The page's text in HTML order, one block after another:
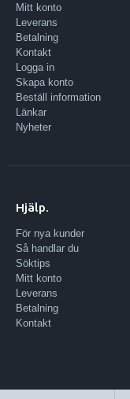
Mitt konto
Leverans
Betalning
Kontakt
Logga in
Skapa konto
Beställ information
Länkar
Nyheter
Hjälp.
För nya kunder
Så handlar du
Söktips
Mitt konto
Leverans
Betalning
Kontakt